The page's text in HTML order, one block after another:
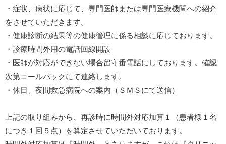
・症状、病状に応じて、専門医師または専門医療機関への紹介
をさせていただきます。
・健康診断の結果等の健康管理に係る相談に応じております。
・診療時間外用の電話回線開設
・医師が対応ができない場合留守番電話にしております。確認
次第コールバックにて連絡します。
・休日、夜間救急病院への案内（ＳＭＳにて送信）
上記の取り組みから、再診時に時間外対応加算１（患者様１名
につき１回５点）を算定させていただいております。